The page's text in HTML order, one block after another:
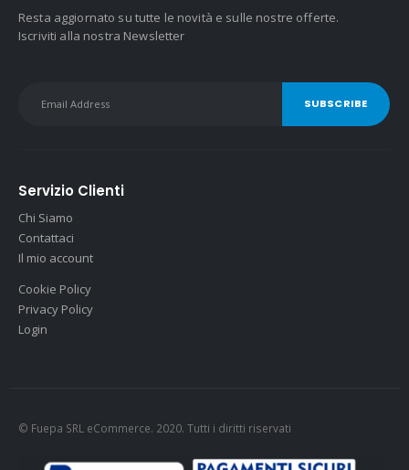
Resta aggiornato su tutte le novità e sulle nostre offerte.
Iscriviti alla nostra Newsletter
Servizio Clienti
Chi Siamo
Contattaci
Il mio account
Cookie Policy
Privacy Policy
Login
© Fuepa SRL eCommerce. 2020. Tutti i diritti riservati